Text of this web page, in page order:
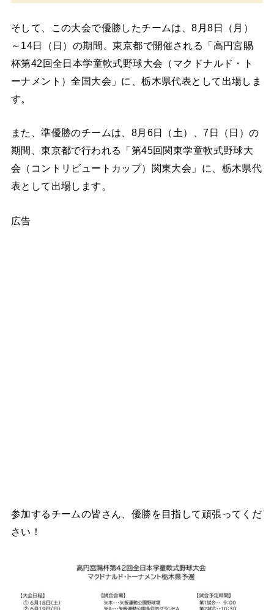
そして、この大会で優勝したチームは、8月8日（月）
～14日（日）の期間、東京都で開催される「高円宮賜
杯第42回全日本学童軟式野球大会（マクドナルド・ト
ーナメント）全国大会」に、栃木県代表として出場しま
す。
また、準優勝のチームは、8月6日（土）、7日（日）の
期間、東京都で行われる「第45回関東学童軟式野球大
会（コントリビュートカップ）関東大会」に、栃木県代
表として出場します。
広告
参加するチームの皆さん、優勝を目指して頑張ってくだ
さい！